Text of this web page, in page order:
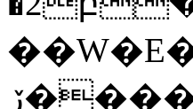
ڒ����!���o���� 0KrO�~X��